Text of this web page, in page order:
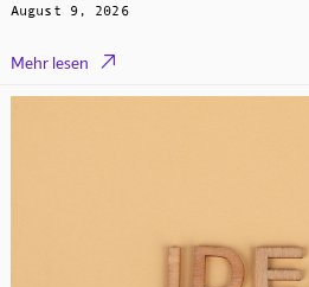
August 9, 2026
Mehr lesen 